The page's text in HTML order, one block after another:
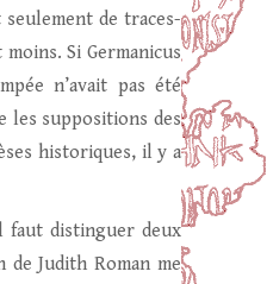
de traces-
Si Germanicus
n’avait pas été
les suppositions des
historiques, il y a
faut distinguer deux
Judith Roman me